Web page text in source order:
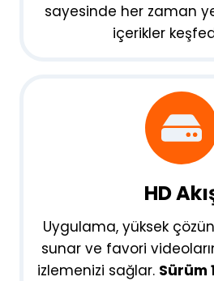
sayesinde her zaman
içerikler
HD
Uygulama, yüksek
sunar ve favori
izlemenizi sağlar. Sürüm